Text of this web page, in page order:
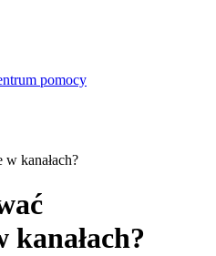
pomocy
kanałach?
kanałach?